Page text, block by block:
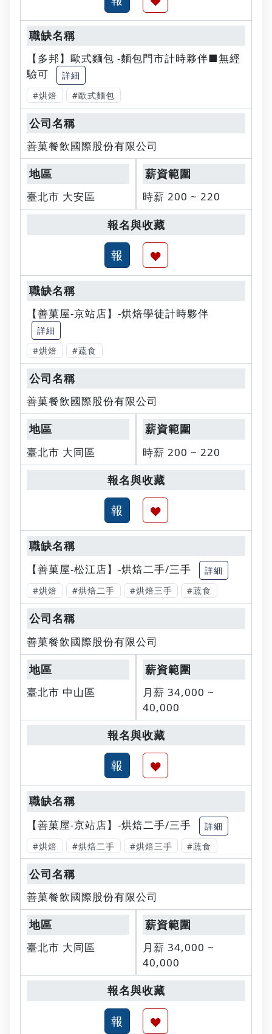
【多邦】歐式麵包 -麵包門市計時夥伴■無經
驗可
詳細
#烘焙
#歐式麵包
善菓餐飲國際股份有限公司
臺北市 大安區 時薪 200 ~ 220
【善菓屋-京站店】-烘焙學徒計時夥伴
詳細
#烘焙
#蔬食
善菓餐飲國際股份有限公司
臺北市 大同區 時薪 200 ~ 220
【善菓屋-松江店】-烘焙二手/三手
詳細
#烘焙
#烘焙二手 #烘焙三手 #蔬食
善菓餐飲國際股份有限公司
臺北市 中山區
月薪 34,000 ~
40,000
【善菓屋-京站店】-烘焙二手/三手
詳細
#烘焙
#烘焙二手 #烘焙三手 #蔬食
善菓餐飲國際股份有限公司
臺北市 大同區
月薪 34,000 ~
40,000